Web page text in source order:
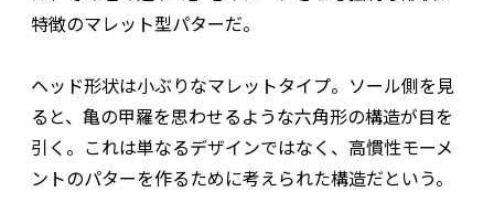
特徴のマレット型パターだ。
ヘッド形状は小ぶりなマレットタイプ。ソール側を見
ると、亀の甲羅を思わせるような六角形の構造が目を
引く。これは単なるデザインではなく、高慣性モーメ
ントのパターを作るために考えられた構造だという。